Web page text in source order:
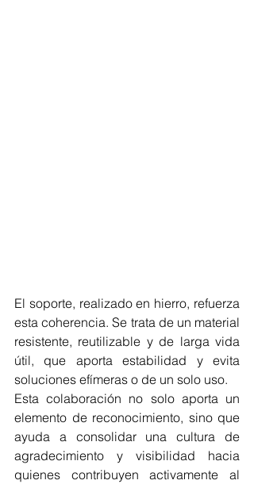
El soporte, realizado en hierro, refuerza
esta coherencia. Se trata de un material
resistente, reutilizable y de larga vida
útil, que aporta estabilidad y evita
soluciones efímeras o de un solo uso.
Esta colaboración no solo aporta un
elemento de reconocimiento, sino que
ayuda a consolidar una cultura de
agradecimiento y visibilidad hacia
quienes contribuyen activamente al